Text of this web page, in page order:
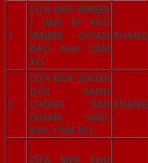
1
CỬA MDF VENEER
/ VÁN ÉP PHỦ
VENEER (XOAN
ĐÀO, ASH, CĂM
XE)
PHẲNG
2
CỬA MDF VENEER
(LÕI XANH
CHỐNG ẨM)
(XOAN ĐÀO,
ASH, CĂM XE)
PHẲNG
CỬA MDF PHỦ